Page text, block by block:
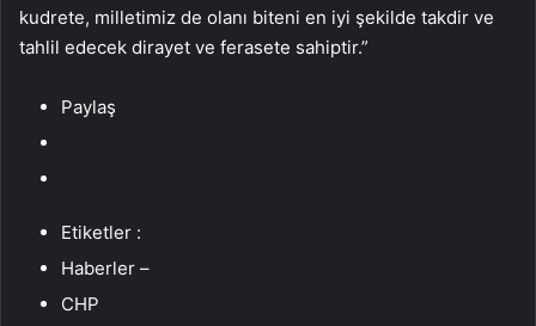
kudrete, milletimiz de olanı biteni en iyi şekilde takdir ve
tahlil edecek dirayet ve ferasete sahiptir.”
Paylaş
Etiketler :
Haberler –
CHP